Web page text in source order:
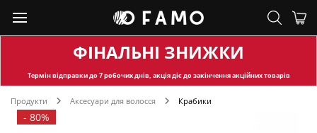
ФІНАЛЬНІ ЗНИЖКИ
Термін відправкидо 7 робочих днів, акція діє до закінчення акційних товарів
Продукти Аксесуари для волосся Крабики
- 80%